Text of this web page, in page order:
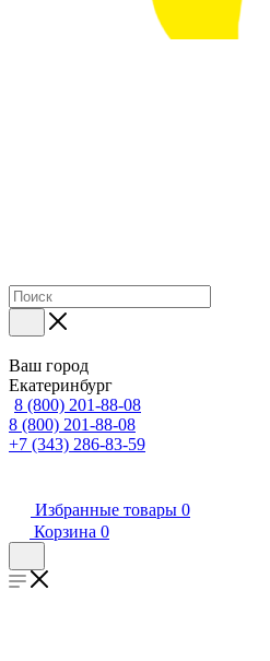
Ваш город
Екатеринбург
8 (800) 201-88-08
8 (800) 201-88-08
+7 (343) 286-83-59
Избранные товары 0
Корзина 0